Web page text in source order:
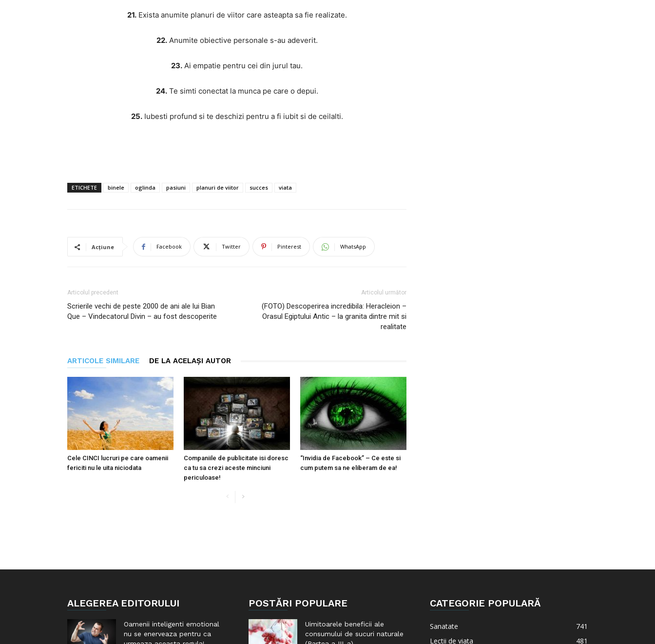
21.Exista anumite planuri de viitor care asteapta sa fie realizate.
22.Anumite obiective personale s-au adeverit.
23. Ai empatie pentru cei din jurul tau.
24.Te simti conectat la munca pe care o depui.
25.Iubesti profund si te deschizi pentru a fi iubit si de ceilalti.
ETICHETE binele oglinda pasiuni planuri de viitor succes viata
Acțiune Facebook Twitter Pinterest WhatsApp
Articolul precedent
Scrierile vechi de peste 2000 de ani ale lui Bian
Que – Vindecatorul Divin – au fost descoperite
Articolul următor
(FOTO) Descoperirea incredibila: Heracleion –
Orasul Egiptului Antic – la granita dintre mit si
realitate
ARTICOLE SIMILARE DE LA ACELAȘI AUTOR
Cele CINCI lucruri pe care oamenii
fericiti nu le uita niciodata
Companiile de publicitate isi doresc
ca tu sa crezi aceste minciuni
periculoase!
“Invidia de Facebook” – Ce este si
cum putem sa ne eliberam de ea!
ALEGEREA EDITORULUI
Oamenii inteligenti emotional
nu se enerveaza pentru ca
POSTĂRI POPULARE
Uimitoarele beneficii ale
consumului de sucuri naturale
CATEGORIE POPULARĂ
Sanatate
741
Lectii de viata
481